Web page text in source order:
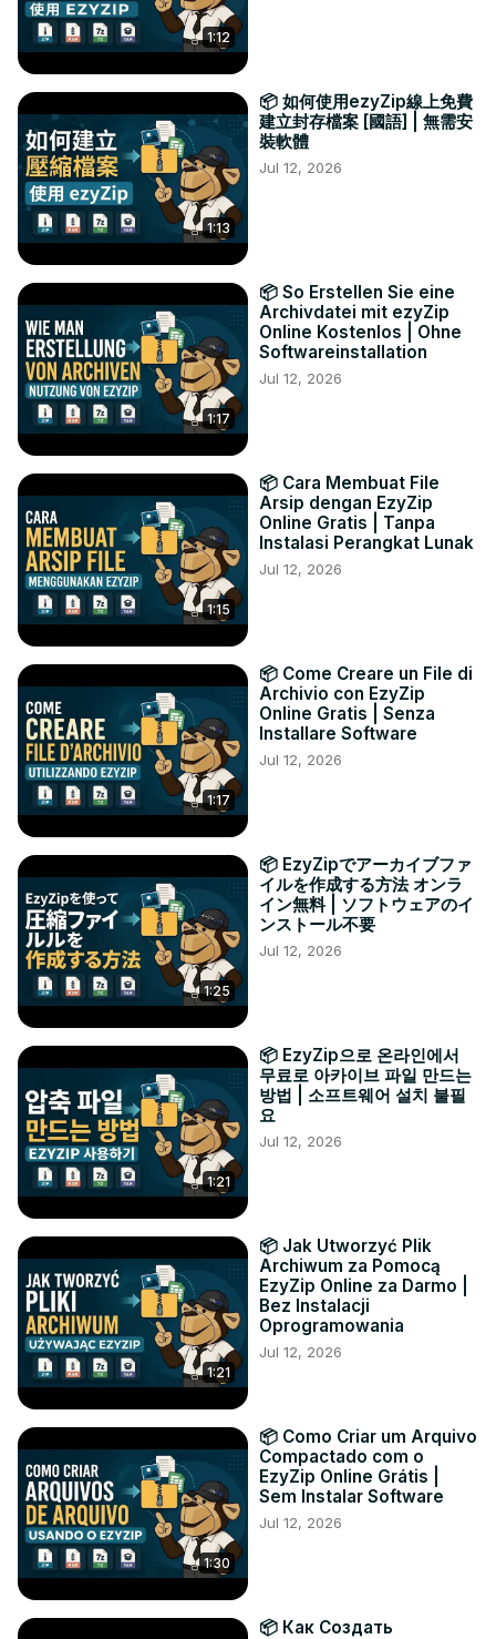
1:12
1:13
📦 如何使用ezyZip線上免費
建立封存檔案 [國語] | 無需安
裝軟體
Jul 12, 2026
1:17
📦 So Erstellen Sie eine
Archivdatei mit ezyZip
Online Kostenlos | Ohne
Softwareinstallation
Jul 12, 2026
1:15
📦 Cara Membuat File
Arsip dengan EzyZip
Online Gratis | Tanpa
Instalasi Perangkat Lunak
Jul 12, 2026
1:17
📦 Come Creare un File di
Archivio con EzyZip
Online Gratis | Senza
Installare Software
Jul 12, 2026
1:25
📦 EzyZipでアーカイブファ
イルを作成する方法 オンラ
イン無料 | ソフトウェアのイ
ンストール不要
Jul 12, 2026
1:21
📦 EzyZip으로 온라인에서
무료로 아카이브 파일 만드는
방법 | 소프트웨어 설치 불필
요
Jul 12, 2026
1:21
📦 Jak Utworzyć Plik
Archiwum za Pomocą
EzyZip Online za Darmo |
Bez Instalacji
Oprogramowania
Jul 12, 2026
1:30
📦 Como Criar um Arquivo
Compactado com o
EzyZip Online Grátis |
Sem Instalar Software
Jul 12, 2026
📦 Как Создать